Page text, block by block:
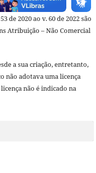
de 2020 ao v. 60 de 2022 são
Atribuição – Não Comercial
a sua criação, entretanto,
não adotava uma licença
não é indicado na